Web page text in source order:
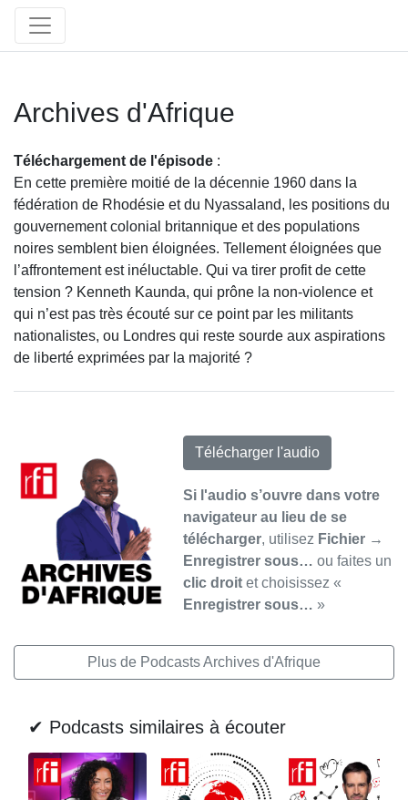
Archives d'Afrique
Téléchargement de l'épisode :
En cette première moitié de la décennie 1960 dans la
fédération de Rhodésie et du Nyassaland, les positions du
gouvernement colonial britannique et des populations
noires semblent bien éloignées. Tellement éloignées que
l’affrontement est inéluctable. Qui va tirer profit de cette
tension ? Kenneth Kaunda, qui prône la non-violence et
qui n’est pas très écouté sur ce point par les militants
nationalistes, ou Londres qui reste sourde aux aspirations
de liberté exprimées par la majorité ?
Télécharger l'audio
Si l'audio s’ouvre dans votre
navigateur au lieu de se
télécharger, utilisez Fichier →
Enregistrer sous… ou faites un
clic droit et choisissez «
Enregistrer sous… »
Plus de Podcasts Archives d'Afrique
✔ Podcasts similaires à écouter